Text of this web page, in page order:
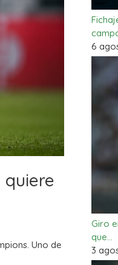
Uno de
6
Giro
que…
3